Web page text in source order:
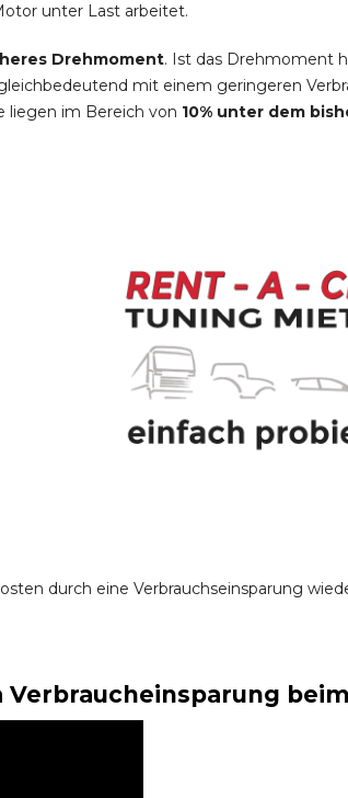
unter Last arbeitet.
Drehmoment. Ist das Drehmoment
mit einem geringeren
liegen im Bereich von 10% unter dem
durch eine Verbrauchseinsparung